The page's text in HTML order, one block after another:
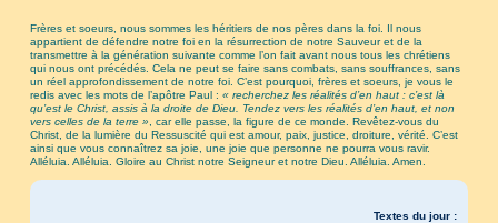
Frères et soeurs, nous sommes les héritiers de nos pères dans la foi. Il nous
appartient de défendre notre foi en la résurrection de notre Sauveur et de la
transmettre à la génération suivante comme l’on fait avant nous tous les chrétiens
qui nous ont précédés. Cela ne peut se faire sans combats, sans souffrances, sans
un réel approfondissement de notre foi. C’est pourquoi, frères et soeurs, je vous le
redis avec les mots de l’apôtre Paul : « recherchez les réalités d’en haut : c’est là
qu’est le Christ, assis à la droite de Dieu. Tendez vers les réalités d’en haut, et non
vers celles de la terre » , car elle passe, la figure de ce monde. Revêtez-vous du
Christ, de la lumière du Ressuscité qui est amour, paix, justice, droiture, vérité. C’est
ainsi que vous connaîtrez sa joie, une joie que personne ne pourra vous ravir.
Alléluia. Alléluia. Gloire au Christ notre Seigneur et notre Dieu. Alléluia. Amen.
Textes du jour :